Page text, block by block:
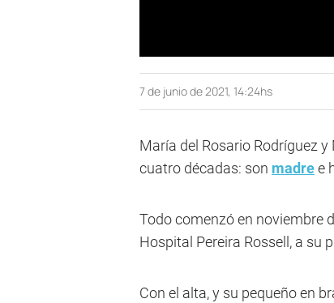
7 de junio de 2021, 14:24hs
María del Rosario Rodríguez
cuatro décadas: son madree
Todo comenzó en noviembre
Hospital Pereira Rossell, a su
Con el alta, y su pequeño en